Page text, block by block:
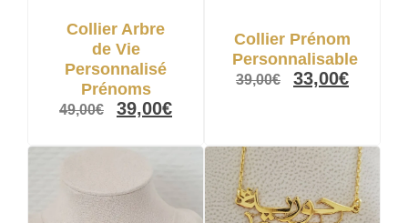
Collier Arbre
de Vie
Personnalisé
Prénoms
49,00€ 39,00€
Collier Prénom
Personnalisable
39,00€ 33,00€